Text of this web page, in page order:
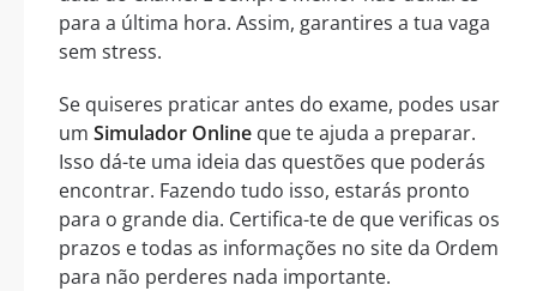
para a última hora. Assim, garantires a tua vaga
sem stress.
Se quiseres praticar antes do exame, podes usar
um Simulador Online que te ajuda a preparar.
Isso dá-te uma ideia das questões que poderás
encontrar. Fazendo tudo isso, estarás pronto
para o grande dia. Certifica-te de que verificas os
prazos e todas as informações no site da Ordem
para não perderes nada importante.